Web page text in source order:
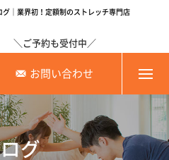
グ｜業界初！定額制のストレッチ専門店
＼ご予約も受付中／
お問い合わせ
グ